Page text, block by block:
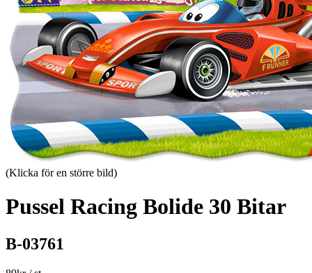
(Klicka för en större bild)
Pussel Racing Bolide 30 Bitar
B-03761